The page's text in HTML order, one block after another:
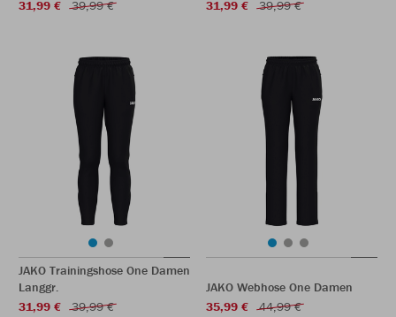
31,99 € 39,99 € 31,99 € 39,99 €
JAKO Trainingshose One Damen
Langgr.
31,99 €
39,99 €
JAKO Webhose One Damen
35,99 €
44,99 €